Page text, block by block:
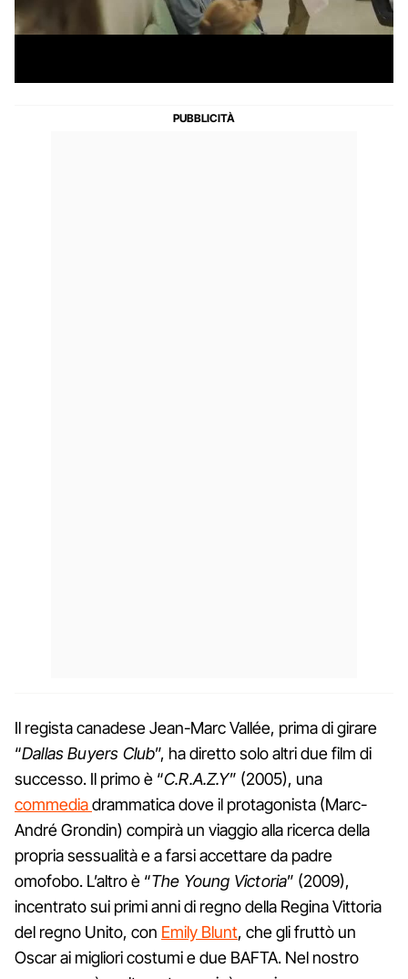
Il regista canadese Jean-Marc Vallée, prima di girare
“Dallas Buyers Club”, ha diretto solo altri due film di
successo. Il primo è “C.R.A.Z.Y” (2005), una
commediadrammatica dove il protagonista (Marc-
André Grondin) compirà un viaggio alla ricerca della
propria sessualità e a farsi accettare da padre
omofobo. L’altro è “The Young Victoria” (2009),
incentrato sui primi anni di regno della Regina Vittoria
del regno Unito, con Emily Blunt, che gli fruttò un
Oscar ai migliori costumi e due BAFTA. Nel nostro